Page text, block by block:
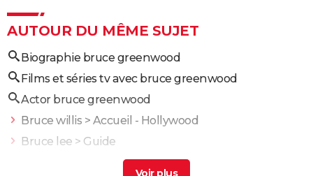
2015 Good KillRôle: Jack Johns
2014 Un Amour sans fin Rôle: Hugh Butterfield
2014 CristerosRôle: Ambassador Morrow
The Place Beyond the PinesRôle: Bill Killcullen
AUTOUR DU MÊME SUJET
Biographie bruce greenwood
Films et séries tv avec bruce greenwood
Actor bruce greenwood
Bruce willis > Accueil - Hollywood
Bruce lee > Guide
Bruce tout puissant> Guide